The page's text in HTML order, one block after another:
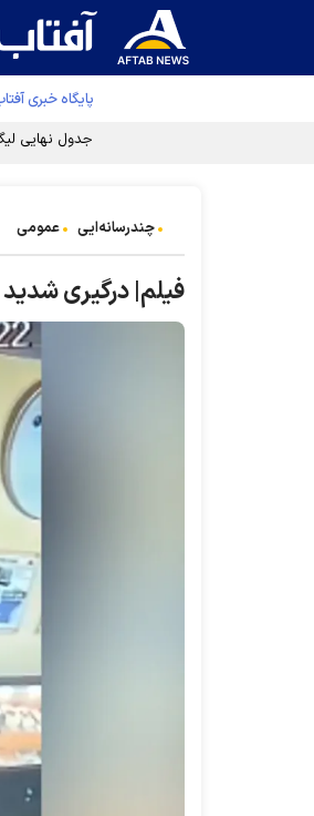
پایگاه خبری
جدول نهایی
چندرسانه‌ایی عمومی
فیلم| درگیری شدید